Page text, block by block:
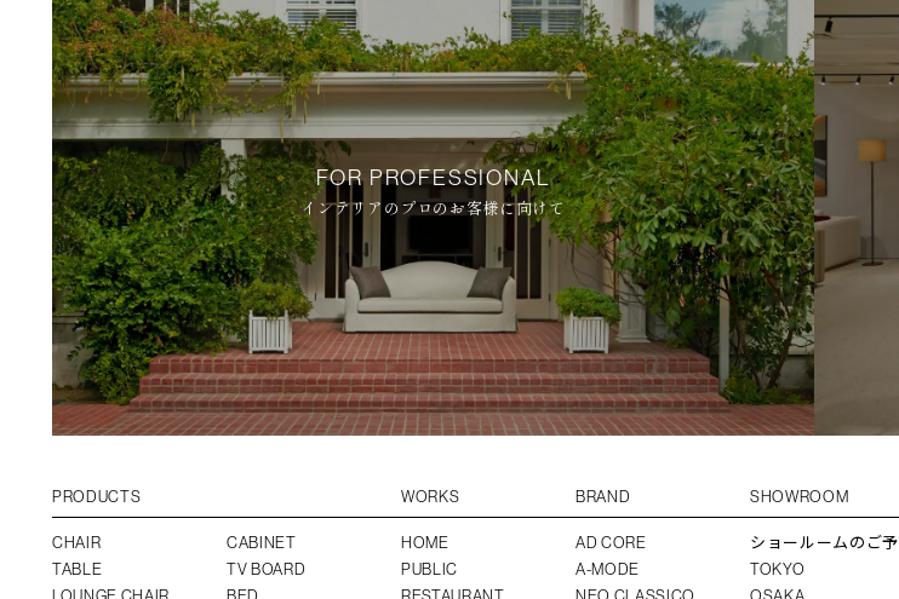
FOR PROFESSIONAL
インテリアのプロのお客様に向けて
PRODUCTS
CHAIR
TABLE
CABINET
TV BOARD
WORKS
HOME
PUBLIC
BRAND
AD CORE
A-MODE
SHOWROOM
ショールームのご
TOKYO